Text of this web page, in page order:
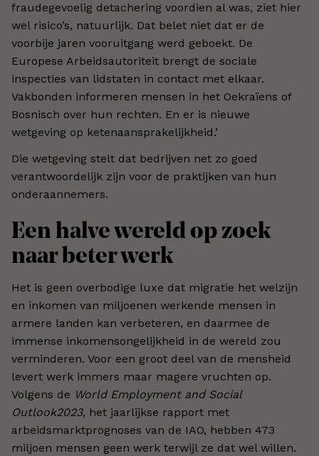
fraudegevoelig detachering voordien al was, ziet hier
wel risico’s, natuurlijk. Dat belet niet dat er de
voorbije jaren vooruitgang werd geboekt. De
Europese Arbeidsautoriteit brengt de sociale
inspecties van lidstaten in contact met elkaar.
Vakbonden informeren mensen in het Oekraïens of
Bosnisch over hun rechten. En er is nieuwe
wetgeving op ketenaansprakelijkheid.’
Die wetgeving stelt dat bedrijven net zo goed
verantwoordelijk zijn voor de praktijken van hun
onderaannemers.
Een halve wereld op zoek
naar beter werk
Het is geen overbodige luxe dat migratie het welzijn
en inkomen van miljoenen werkende mensen in
armere landen kan verbeteren, en daarmee de
immense inkomensongelijkheid in de wereld zou
verminderen. Voor een groot deel van de mensheid
levert werk immers maar magere vruchten op.
Volgens de World Employment and Social
Outlook2023, het jaarlijkse rapport met
arbeidsmarktprognoses van de IAO, hebben 473
miljoen mensen geen werk terwijl ze dat wel willen.